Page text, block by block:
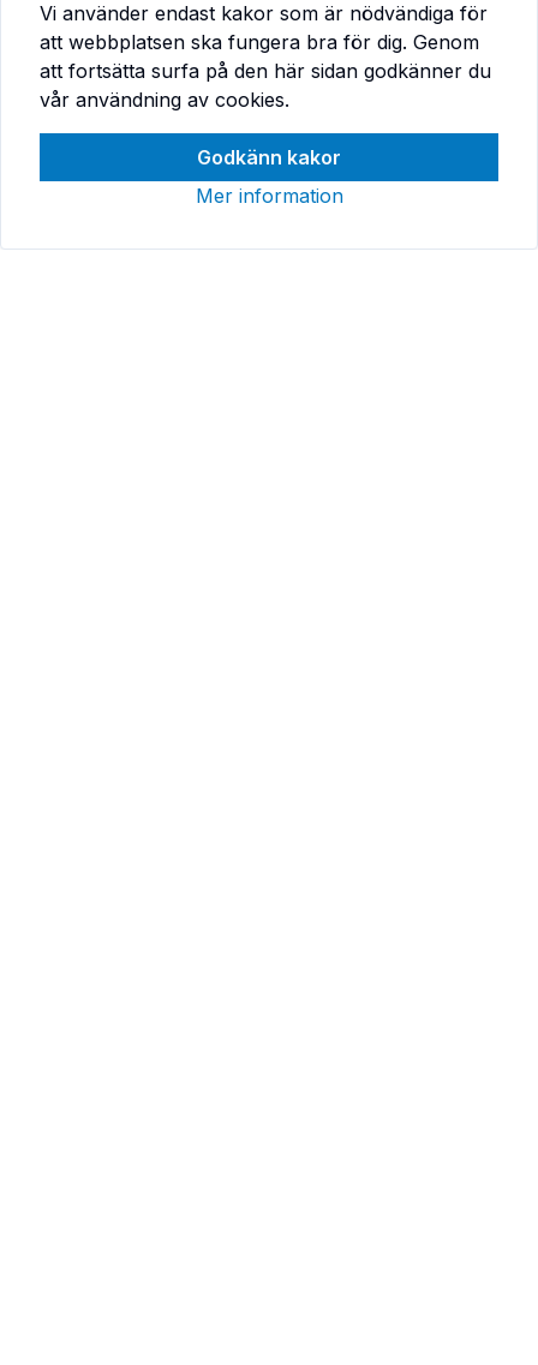
Vi använder endast kakor som är nödvändiga för
att webbplatsen ska fungera bra för dig. Genom
att fortsätta surfa på den här sidan godkänner du
vår användning av cookies.
Godkänn kakor
Mer information